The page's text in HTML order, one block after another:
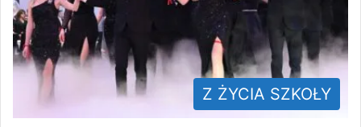
Z ŻYCIA SZKOŁY